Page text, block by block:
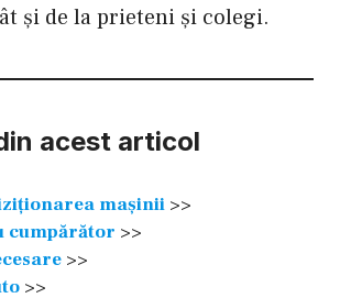
și de la prieteni și colegi.
acest articol
mașinii >>
cumpărător >>
>>
>>